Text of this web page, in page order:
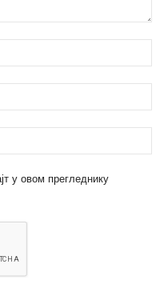
у овом прегледнику